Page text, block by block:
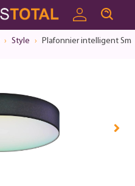
Style Plafonnier intelligent